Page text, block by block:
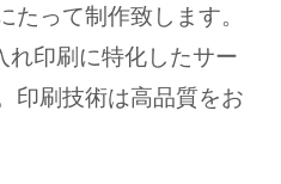
たって制作致します。
れ印刷に特化したサー
印刷技術は高品質をお